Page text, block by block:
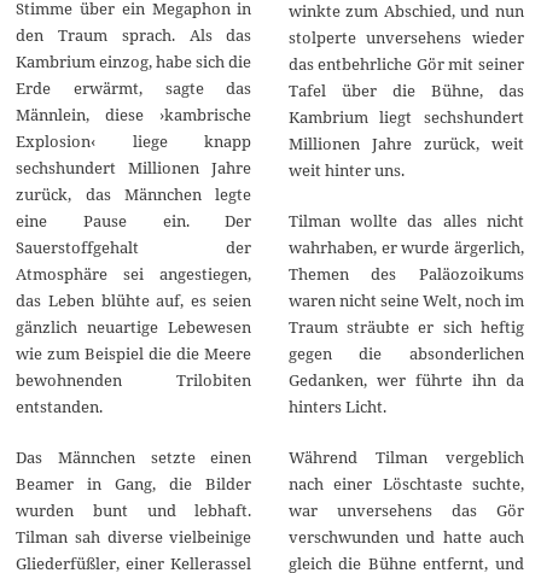
Stimme über ein Megaphon in
den Traum sprach. Als das
Kambrium einzog, habe sich die
Erde erwärmt, sagte das
Männlein, diese ›kambrische
Explosion‹ liege knapp
sechshundert Millionen Jahre
zurück, das Männchen legte
eine Pause ein. Der
Sauerstoffgehalt der
Atmosphäre sei angestiegen,
das Leben blühte auf, es seien
gänzlich neuartige Lebewesen
wie zum Beispiel die die Meere
bewohnenden Trilobiten
entstanden.
Das Männchen setzte einen
Beamer in Gang, die Bilder
wurden bunt und lebhaft.
Tilman sah diverse vielbeinige
Gliederfüßler, einer Kellerassel
winkte zum Abschied, und nun
stolperte unversehens wieder
das entbehrliche Gör mit seiner
Tafel über die Bühne, das
Kambrium liegt sechshundert
Millionen Jahre zurück, weit
weit hinter uns.
Tilman wollte das alles nicht
wahrhaben, er wurde ärgerlich,
Themen des Paläozoikums
waren nicht seine Welt, noch im
Traum sträubte er sich heftig
gegen die absonderlichen
Gedanken, wer führte ihn da
hinters Licht.
Während Tilman vergeblich
nach einer Löschtaste suchte,
war unversehens das Gör
verschwunden und hatte auch
gleich die Bühne entfernt, und